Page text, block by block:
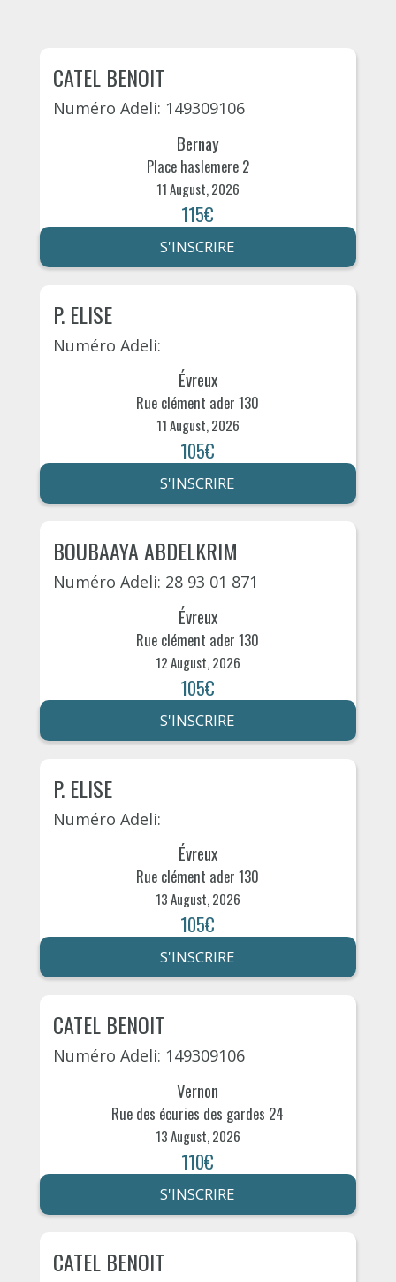
CATEL BENOIT
Numéro Adeli: 149309106
Bernay
Place haslemere 2
11 August, 2026
115€
S'INSCRIRE
P. ELISE
Numéro Adeli:
Évreux
Rue clément ader 130
11 August, 2026
105€
S'INSCRIRE
BOUBAAYA ABDELKRIM
Numéro Adeli: 28 93 01 871
Évreux
Rue clément ader 130
12 August, 2026
105€
S'INSCRIRE
P. ELISE
Numéro Adeli:
Évreux
Rue clément ader 130
13 August, 2026
105€
S'INSCRIRE
CATEL BENOIT
Numéro Adeli: 149309106
Vernon
Rue des écuries des gardes 24
13 August, 2026
110€
S'INSCRIRE
CATEL BENOIT